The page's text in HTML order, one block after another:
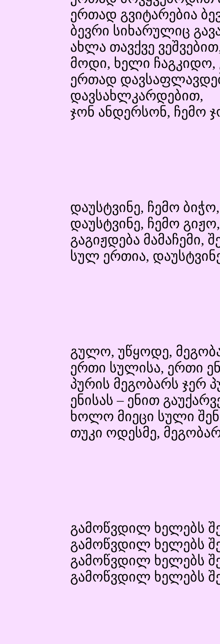
ერთად გვიტარებია
ბევრი სიხარულიც
ახლა თავქვე
მოდი, ხელი
ერთად
დავსახლკარდებით,
ჯონ ანდერსონ, ჩემო
დაუსტვინე, ჩემო
დაუსტვინე, ჩემო
გაგიჟდება მამაჩემი,
სულ ერთია,
გულო, უწყოდე,
ერთი სულისა, ერთი
პურის მეგობარს ჯერ
ენისას – ენით
ხოლო მიეცი სული
თუკი ოდესმე,
გამოწვდილ ხელებს
გამოწვდილ ხელებს
გამოწვდილ ხელებს
გამოწვდილ ხელებს